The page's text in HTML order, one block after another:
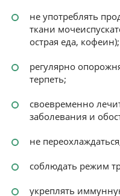
не употреблять
ткани
острая еда, кофеин);
регулярно
терпеть;
своевременно
заболевания и
не
соблюдать режим
укреплять